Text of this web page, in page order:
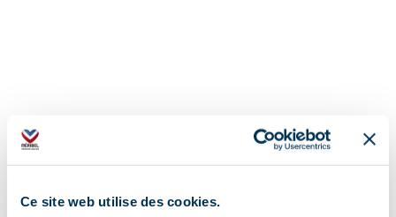
Ce site web utilise des cookies.